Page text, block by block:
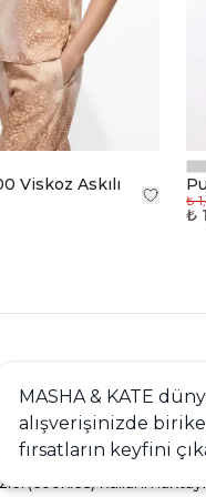
en iyi alışveriş
Viskoz Askılı
₺
₺
Sorular
MASHA & KATE
alışverişinizde
fırsatların keyfini